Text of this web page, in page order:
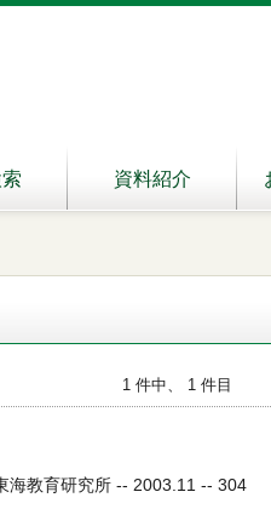
資料紹介
1 件中、 1 件目
海教育研究所 -- 2003.11 -- 304